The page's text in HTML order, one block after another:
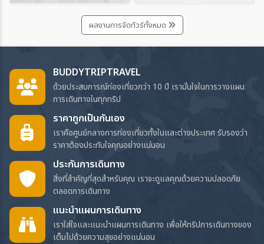
ผลงานการจัดทัวร์ทั้งหมด
BUDDYTRIPTRAVEL
ด้วยประสบการณ์ท่องเที่ยวกว่า 10 ปี เรามั่นใจในการวางแผน
การเดินทางในทุกทริป
ราคาถูกเป็นกันเอง
เราคือศูนย์กลางการท่องเที่ยวทั้งในและต่างประเทศ รับรองว่า
ราคาต้องประทับใจคุณอย่างแน่นอน
ประกันการเดินทาง
สิ่งที่สำคัญที่สุดสำหรับคุณ เราจะดูแลคุณด้วยความปลอดภัย
ตลอดการเดินทาง
แนะนำแผนการเดินทาง
เราใส่ใจและแนะนำแผนการเดินทาง เพื่อให้ทริปการเดินทางของ
เต็มไปด้วยความสุขอย่างแน่นอน